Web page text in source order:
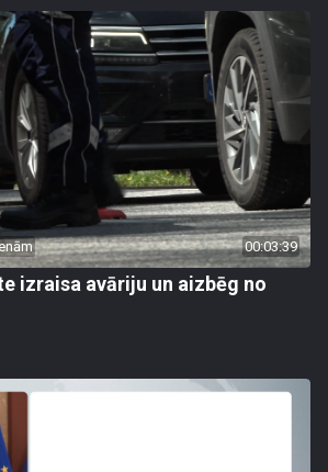
00:03:39
izraisa avāriju un aizbēg no